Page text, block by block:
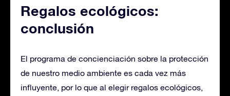
Regalos ecológicos:
conclusión
El programa de concienciación sobre la protección
de nuestro medio ambiente es cada vez más
influyente, por lo que al elegir regalos ecológicos,